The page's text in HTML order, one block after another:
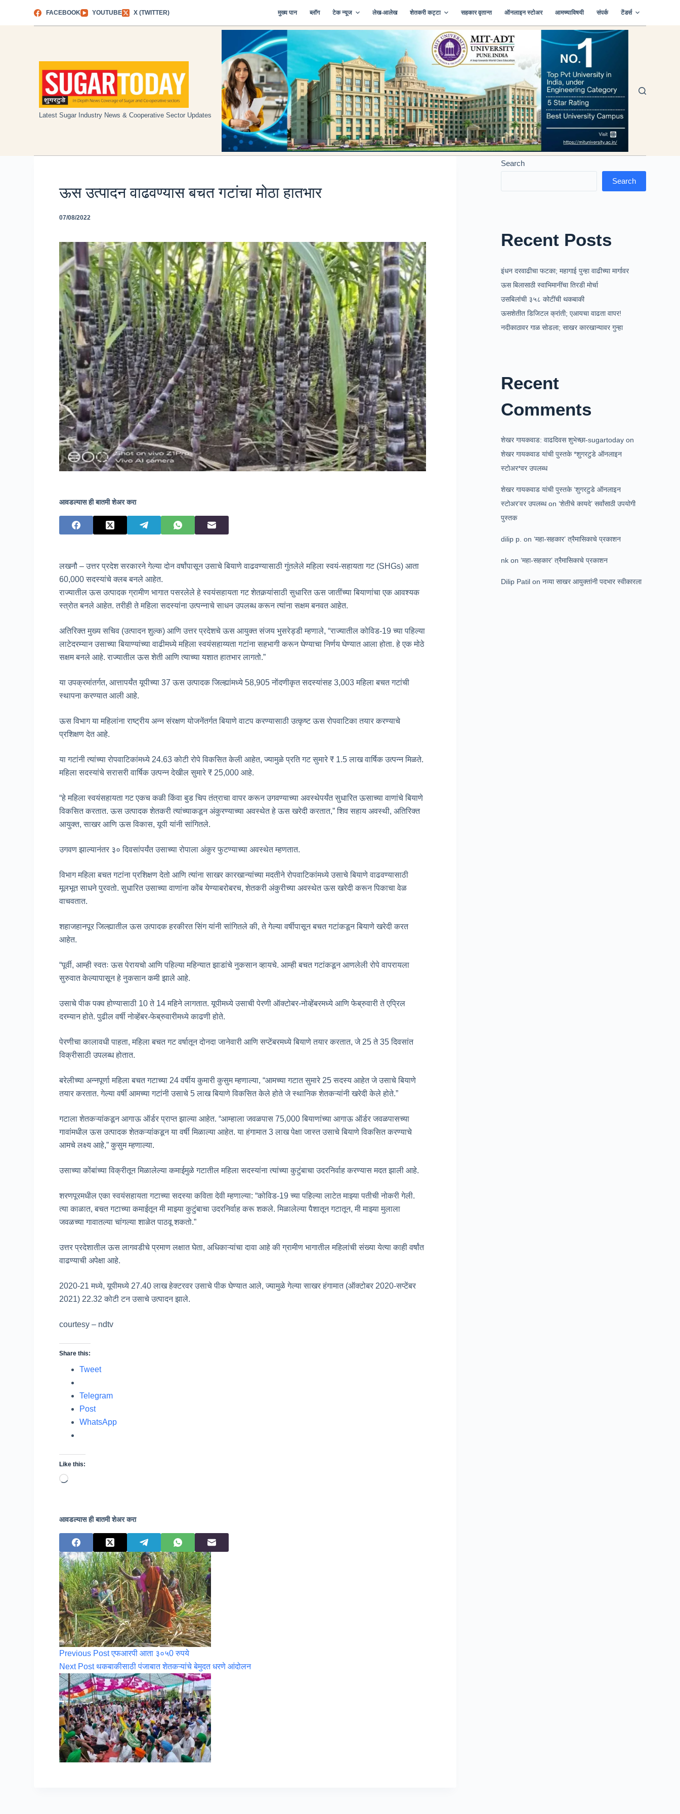
FACEBOOK YOUTUBE X (TWITTER) मुख्य पान ब्लॉग टेक न्यूज लेख-आलेख शेतकरी कट्टा सहकार वृतान्त ऑनलाइन स्टोअर आमच्याविषयी संपर्क टेंडर्स
Latest Sugar Industry News & Cooperative Sector Updates
ऊस उत्पादन वाढवण्यास बचत गटांचा मोठा हातभार
07/08/2022
आवडल्यास ही बातमी शेअर करा
लखनौ – उत्तर प्रदेश सरकारने गेल्या दोन वर्षांपासून उसाचे बियाणे वाढवण्यासाठी गुंतलेले महिला स्वयं-सहायता गट (SHGs) आता
60,000 सदस्यांचे क्लब बनले आहेत.
राज्यातील ऊस उत्पादक ग्रामीण भागात पसरलेले हे स्वयंसहायता गट शेतकर्‍यांसाठी सुधारित ऊस जातींच्या बियाणांचा एक आवश्यक
स्त्रोत बनले आहेत. तरीही ते महिला सदस्यांना उत्पन्नाचे साधन उपलब्ध करून त्यांना सक्षम बनवत आहेत.
अतिरिक्त मुख्य सचिव (उत्पादन शुल्क) आणि उत्तर प्रदेशचे ऊस आयुक्त संजय भुसरेड्डी म्हणाले, “राज्यातील कोविड-19 च्या पहिल्या
लाटेदरम्यान उसाच्या बियाण्यांच्या वाढीमध्ये महिला स्वयंसहाय्यता गटांना सहभागी करून घेण्याचा निर्णय घेण्यात आला होता. हे एक मोठे
सक्षम बनले आहे. राज्यातील ऊस शेती आणि त्याच्या यशात हातभार लागतो.”
या उपक्रमांतर्गत, आत्तापर्यंत यूपीच्या 37 ऊस उत्पादक जिल्ह्यांमध्ये 58,905 नोंदणीकृत सदस्यांसह 3,003 महिला बचत गटांची
स्थापना करण्यात आली आहे.
ऊस विभाग या महिलांना राष्ट्रीय अन्न संरक्षण योजनेंतर्गत बियाणे वाटप करण्यासाठी उत्कृष्ट ऊस रोपवाटिका तयार करण्याचे
प्रशिक्षण देत आहे.
या गटांनी त्यांच्या रोपवाटिकांमध्ये 24.63 कोटी रोपे विकसित केली आहेत, ज्यामुळे प्रति गट सुमारे ₹ 1.5 लाख वार्षिक उत्पन्न मिळते.
महिला सदस्यांचे सरासरी वार्षिक उत्पन्न देखील सुमारे ₹ 25,000 आहे.
“हे महिला स्वयंसहायता गट एकच कळी किंवा बुड चिप तंत्राचा वापर करून उगवण्याच्या अवस्थेपर्यंत सुधारित ऊसाच्या वाणांचे बियाणे
विकसित करतात. ऊस उत्पादक शेतकरी त्यांच्याकडून अंकुरण्याच्या अवस्थेत हे ऊस खरेदी करतात,” शिव सहाय अवस्थी, अतिरिक्त
आयुक्त, साखर आणि ऊस विकास, यूपी यांनी सांगितले.
उगवण झाल्यानंतर ३० दिवसांपर्यंत उसाच्या रोपाला अंकुर फुटण्याच्या अवस्थेत म्हणतात.
विभाग महिला बचत गटांना प्रशिक्षण देतो आणि त्यांना साखर कारखान्यांच्या मदतीने रोपवाटिकांमध्ये उसाचे बियाणे वाढवण्यासाठी
मूलभूत साधने पुरवतो. सुधारित उसाच्या वाणांना कोंब येण्याबरोबरच, शेतकरी अंकुरीच्या अवस्थेत ऊस खरेदी करून पिकाचा वेळ
वाचवतात.
शहाजहानपूर जिल्ह्यातील ऊस उत्पादक हरकीरत सिंग यांनी सांगितले की, ते गेल्या वर्षीपासून बचत गटांकडून बियाणे खरेदी करत
आहेत.
“पूर्वी, आम्ही स्वतः ऊस पेरायचो आणि पहिल्या महिन्यात झाडांचे नुकसान व्हायचे. आम्ही बचत गटांकडून आणलेली रोपे वापरायला
सुरुवात केल्यापासून हे नुकसान कमी झाले आहे.
उसाचे पीक पक्व होण्यासाठी 10 ते 14 महिने लागतात. यूपीमध्ये उसाची पेरणी ऑक्टोबर-नोव्हेंबरमध्ये आणि फेब्रुवारी ते एप्रिल
दरम्यान होते. पुढील वर्षी नोव्हेंबर-फेब्रुवारीमध्ये काढणी होते.
पेरणीचा कालावधी पाहता, महिला बचत गट वर्षातून दोनदा जानेवारी आणि सप्टेंबरमध्ये बियाणे तयार करतात, जे 25 ते 35 दिवसांत
विक्रीसाठी उपलब्ध होतात.
बरेलीच्या अन्नपूर्णा महिला बचत गटाच्या 24 वर्षीय कुमारी कुसुम म्हणाल्या, “आमच्या गटात सुमारे 25 सदस्य आहेत जे उसाचे बियाणे
तयार करतात. गेल्या वर्षी आमच्या गटांनी उसाचे 5 लाख बियाणे विकसित केले होते जे स्थानिक शेतकऱ्यांनी खरेदी केले होते.”
गटाला शेतकऱ्यांकडून आगाऊ ऑर्डर प्राप्त झाल्या आहेत. “आम्हाला जवळपास 75,000 बियाणांच्या आगाऊ ऑर्डर जवळपासच्या
गावांमधील ऊस उत्पादक शेतकऱ्यांकडून या वर्षी मिळाल्या आहेत. या हंगामात 3 लाख पेक्षा जास्त उसाचे बियाणे विकसित करण्याचे
आमचे लक्ष्य आहे,” कुसुम म्हणाल्या.
उसाच्या कोंबांच्या विक्रीतून मिळालेल्या कमाईमुळे गटातील महिला सदस्यांना त्यांच्या कुटुंबाचा उदरनिर्वाह करण्यास मदत झाली आहे.
शरणपूरमधील एका स्वयंसहायता गटाच्या सदस्या कविता देवी म्हणाल्या: “कोविड-19 च्या पहिल्या लाटेत माझ्या पतीची नोकरी गेली.
त्या काळात, बचत गटाच्या कमाईतून मी माझ्या कुटुंबाचा उदरनिर्वाह करू शकले. मिळालेल्या पैशातून गटातून, मी माझ्या मुलाला
जवळच्या गावातल्या चांगल्या शाळेत पाठवू शकतो.”
उत्तर प्रदेशातील ऊस लागवडीचे प्रमाण लक्षात घेता, अधिकाऱ्यांचा दावा आहे की ग्रामीण भागातील महिलांची संख्या येत्या काही वर्षांत
वाढण्याची अपेक्षा आहे.
2020-21 मध्ये, यूपीमध्ये 27.40 लाख हेक्टरवर उसाचे पीक घेण्यात आले, ज्यामुळे गेल्या साखर हंगामात (ऑक्टोबर 2020-सप्टेंबर
2021) 22.32 कोटी टन उसाचे उत्पादन झाले.
courtesy – ndtv
Share this:
Tweet
Telegram
Post
WhatsApp
Like this:
Loading…
आवडल्यास ही बातमी शेअर करा
Previous Post एफआरपी आता ३०५0 रुपये
Next Post थकबाकीसाठी पंजाबात शेतकऱ्यांचे बेमुदत धरणे आंदोलन
Search
Search
Recent Posts
इंधन दरवाढीचा फटका; महागाई पुन्हा वाढीच्या मार्गावर
ऊस बिलासाठी स्वाभिमानींचा तिरडी मोर्चा
उसबिलांची ३५८ कोटींची थकबाकी
ऊसशेतीत डिजिटल क्रांती; एआयचा वाढता वापर!
नदीकाठावर गाळ सोडला; साखर कारखान्यावर गुन्हा
Recent
Comments
शेखर गायकवाड: वाढदिवस शुभेच्छा-sugartoday on
शेखर गायकवाड यांची पुस्तके *शुगरटुडे ऑनलाइन
स्टोअर*वर उपलब्ध
शेखर गायकवाड यांची पुस्तके ‘शुगरटुडे ऑनलाइन
स्टोअर’वर उपलब्धon‘शेतीचे कायदे’ सर्वांसाठी उपयोगी
पुस्तक
dilip p. on‘महा-सहकार’ त्रैमासिकाचे प्रकाशन
nk on‘महा-सहकार’ त्रैमासिकाचे प्रकाशन
Dilip Patil onनव्या साखर आयुक्तांनी पदभार स्वीकारला